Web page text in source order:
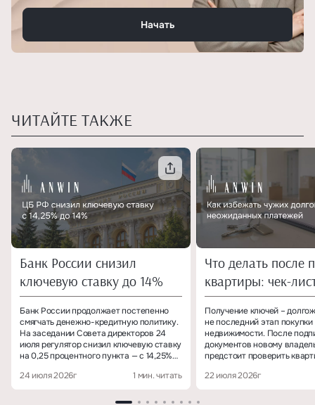
Начать
ЧИТАЙТЕ ТАКЖЕ
Банк России снизил
ключевую ставку до 14%
Банк России продолжает постепенно
смягчать денежно-кредитную политику.
На заседании Совета директоров 24
июля регулятор снизил ключевую ставку
на 0,25 процентного пункта — с 14,25%
24 июля 2026г 1 мин. читать
Что делать после
квартиры: чек-
собственника
Получение ключей –
не последний этап покупки
недвижимости. После
документов новому
предстоит проверить
переоформить
22 июля 2026г